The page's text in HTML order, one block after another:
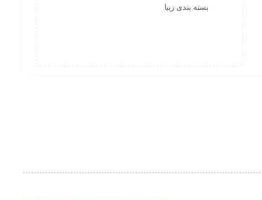
بسته بندی زیبا